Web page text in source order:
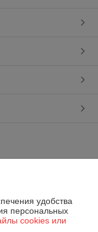
удобства
персональных
cookies или